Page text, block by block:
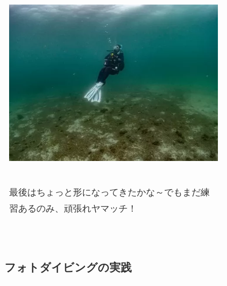
最後はちょっと形になってきたかな～でもまだ練
習あるのみ、頑張れヤマッチ！
フォトダイビングの実践